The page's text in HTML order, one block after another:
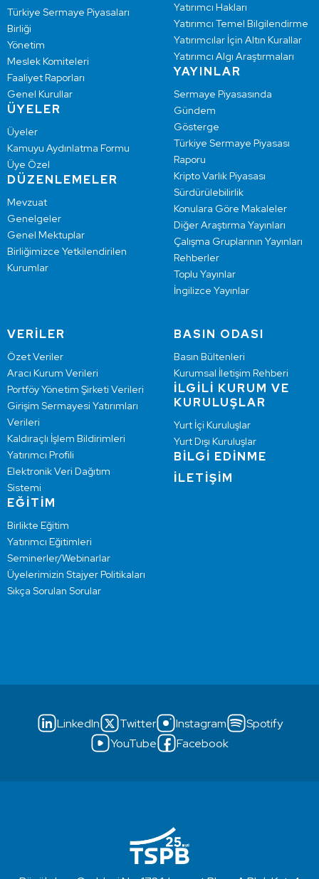
Türkiye Sermaye Piyasaları
Birliği
Yönetim
Meslek Komiteleri
Faaliyet Raporları
Genel Kurullar
ÜYELER
Üyeler
Kamuyu Aydınlatma Formu
Üye Özel
DÜZENLEMELER
Mevzuat
Genelgeler
Genel Mektuplar
Birliğimizce Yetkilendirilen
Kurumlar
Yatırımcı Hakları
Yatırımcı Temel Bilgilendirme
Yatırımcılar İçin Altın Kurallar
Yatırımcı Algı Araştırmaları
YAYINLAR
Sermaye Piyasasında
Gündem
Gösterge
Türkiye Sermaye Piyasası
Raporu
Kripto Varlık Piyasası
Sürdürülebilirlik
Konulara Göre Makaleler
Diğer Araştırma Yayınları
Çalışma Gruplarının Yayınları
Rehberler
Toplu Yayınlar
İngilizce Yayınlar
VERİLER
Özet Veriler
Aracı Kurum Verileri
Portföy Yönetim Şirketi Verileri
Girişim Sermayesi Yatırımları
Verileri
Kaldıraçlı İşlem Bildirimleri
Yatırımcı Profili
Elektronik Veri Dağıtım
Sistemi
EĞİTİM
Birlikte Eğitim
Yatırımcı Eğitimleri
Seminerler/Webinarlar
Üyelerimizin Stajyer Politikaları
Sıkça Sorulan Sorular
BASIN ODASI
Basın Bültenleri
Kurumsal İletişim Rehberi
İLGİLİ KURUM VE
KURULUŞLAR
Yurt İçi Kuruluşlar
Yurt Dışı Kuruluşlar
BİLGİ EDİNME
İLETİŞİM
LinkedIn Twitter Instagram
Spotify
YouTube
Facebook